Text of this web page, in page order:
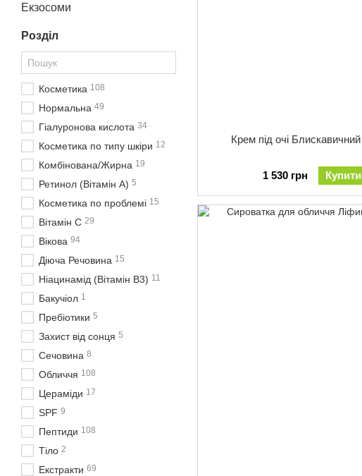
Крем пiд очі Блискавичний
1 530 грн Купити
Екзосоми
Розділ
Косметика 108
Нормальна 49
Гіалуронова кислота 34
Косметика по типу шкіри 12
Комбінована/Жирна 19
Ретинол (Вітамін А) 5
Косметика по проблемі 15
Вітамін С 29
Вікова 94
Діюча Речовина 15
Ніацинамід (Вітамін В3) 11
Бакучіол 1
Пребіотики 5
Захист від сонця 5
Сечовина 8
Обличчя 108
Цераміди 17
SPF 9
Пептиди 108
Тіло 2
Екстракти 69